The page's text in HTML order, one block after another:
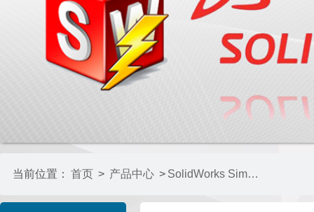
当前位置： 首页 > 产品中心 > SolidWorks Simulation